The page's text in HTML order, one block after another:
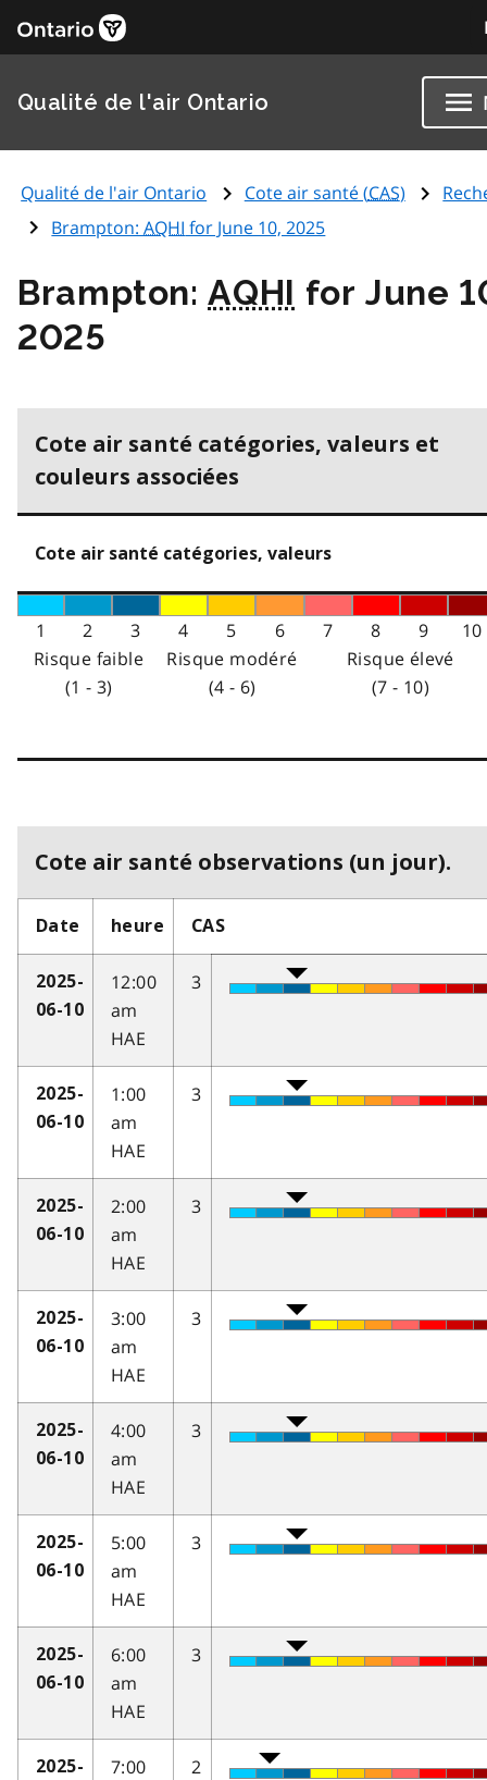
Qualité de l'air Ontario
Qualité de l'air Ontario Cote air santé (CAS)
Brampton:AQHI for June 10, 2025
Brampton:AQHI for June
2025
Cote air santé catégories, valeurs et
couleurs associées
Cote air santé catégories, valeurs
1 2 3 4 5 6 7 8 9
10
Risque faible
(1 - 3)
Risque modéré
(4 - 6)
Risque élevé
(7 - 10)
Cote air santé observations (un jour).
Date heure CAS
2025-
06-10
12:00
am
HAE
3
2025-
06-10
1:00
am
HAE
3
2025-
06-10
2:00
am
HAE
3
2025-
06-10
3:00
am
HAE
3
2025-
06-10
4:00
am
HAE
3
2025-
06-10
5:00
am
HAE
3
2025-
06-10
6:00
am
HAE
3
2025-
7:00
2